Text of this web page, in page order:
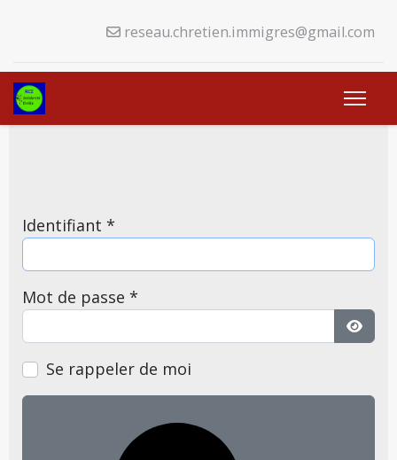
reseau.chretien.immigres@gmail.com
Identifiant *
Mot de passe *
Se rappeler de moi